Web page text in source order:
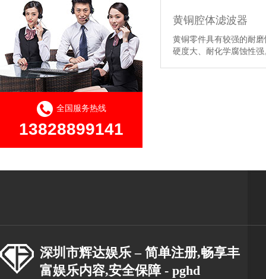
全国服务热线
13828899141
黄铜腔体滤波器
黄铜零件具有较强的耐
硬度大、耐化学腐蚀性
深圳市辉达娱乐 – 简单注册,畅享丰
富娱乐内容,安全保障 - pghd